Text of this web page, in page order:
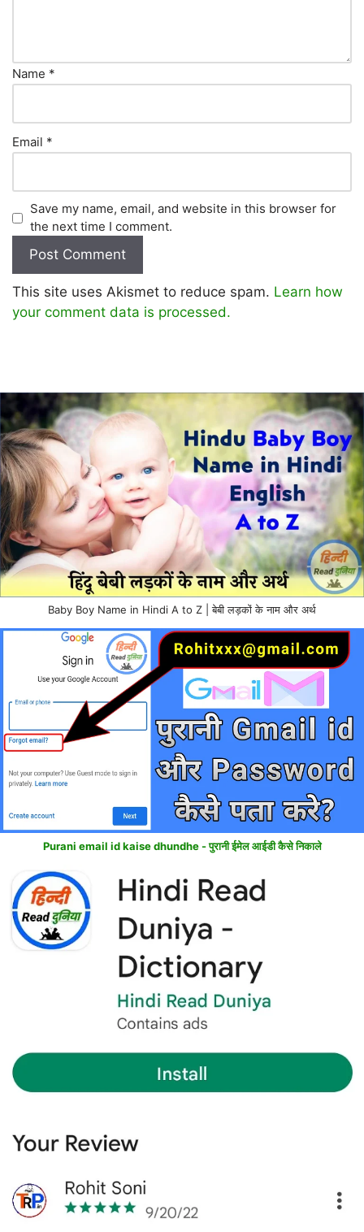
Name *
Email *
Save my name, email, and website in this browser for
the next time I comment.
This site uses Akismet to reduce spam. Learn how
your comment data is processed.
Baby Boy Name in Hindi A to Z | बेबी लड़कों के नाम और अर्थ
Purani email id kaise dhundhe - पुरानी ईमेल आईडी कैसे निकाले